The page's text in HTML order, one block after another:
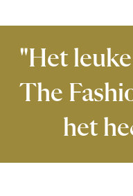
"Het
The
het